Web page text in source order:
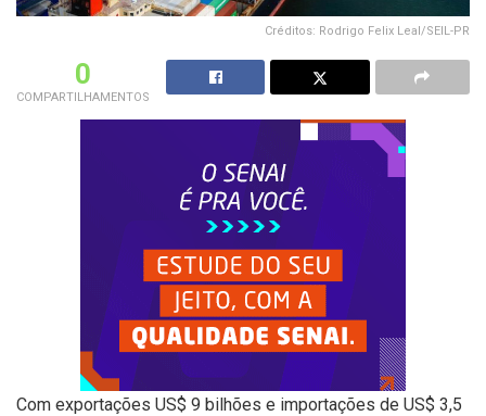
Créditos: Rodrigo Felix Leal/SEIL-PR
0
COMPARTILHAMENTOS
Com exportações US$ 9 bilhões e importações de US$ 3,5